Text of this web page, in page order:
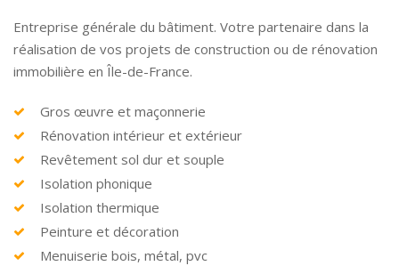
Entreprise générale du bâtiment. Votre partenaire dans la
réalisation de vos projets de construction ou de rénovation
immobilière en Île-de-France.
Gros œuvre et maçonnerie
Rénovation intérieur et extérieur
Revêtement sol dur et souple
Isolation phonique
Isolation thermique
Peinture et décoration
Menuiserie bois, métal, pvc